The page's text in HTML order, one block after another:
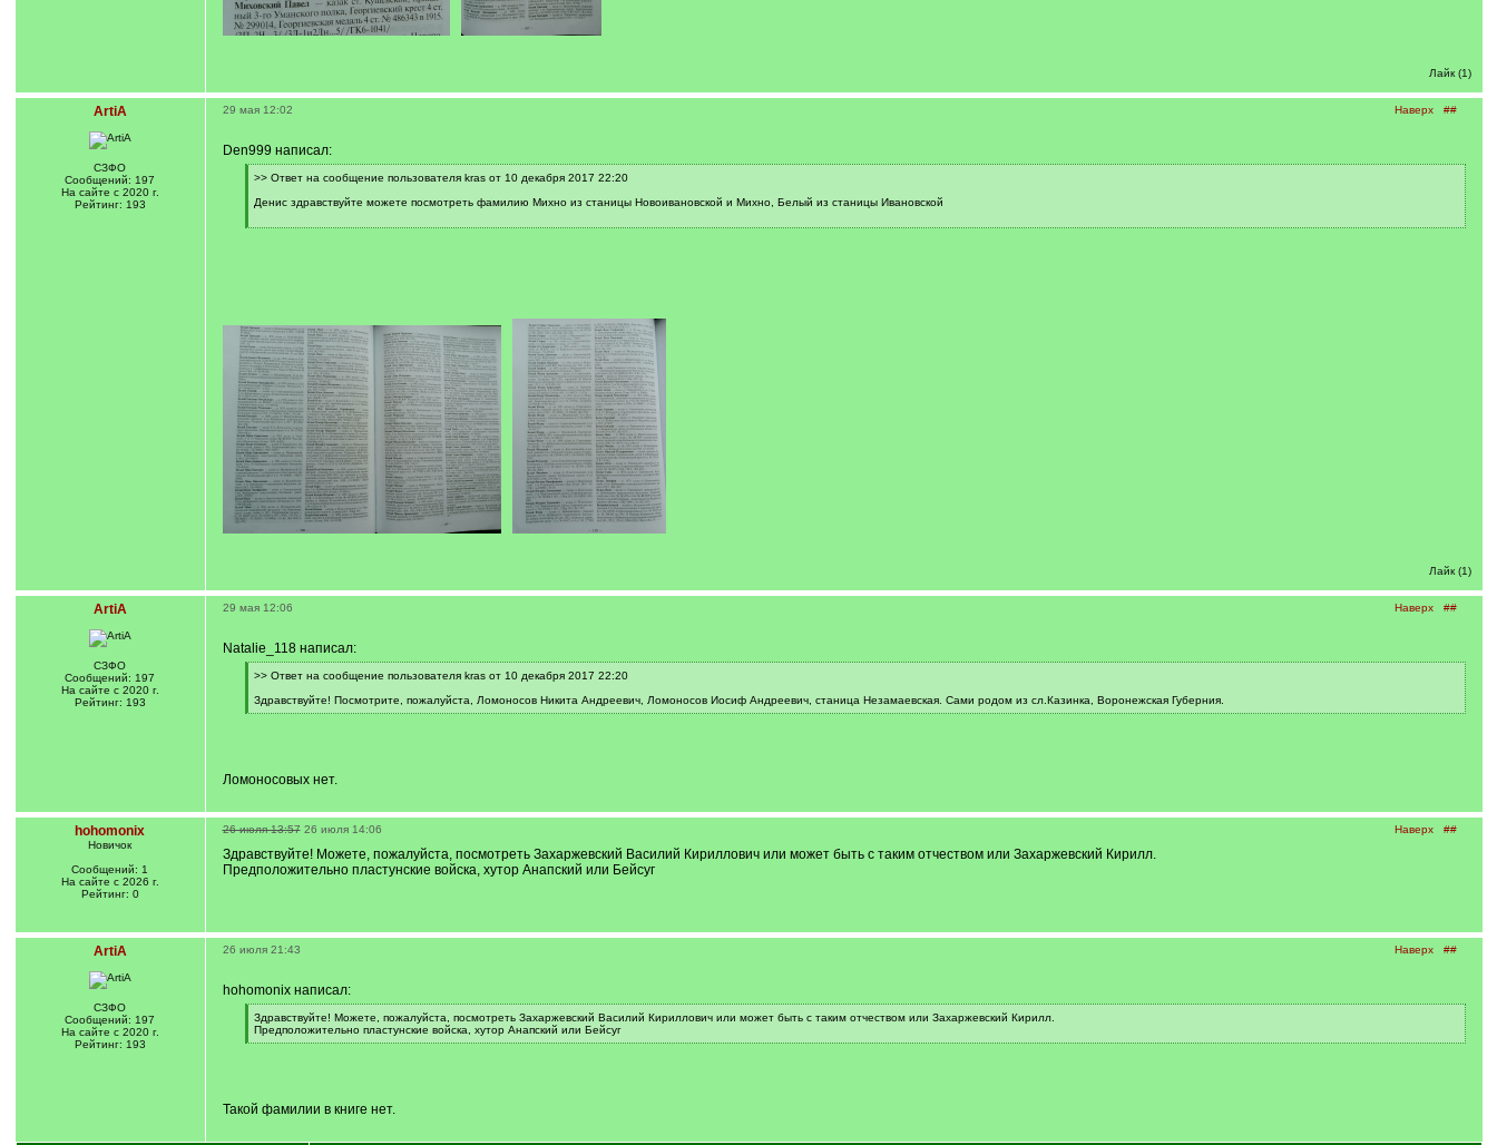
Лайк (1)
ArtiA
СЗФО
Сообщений: 197
На сайте с 2020 г.
Рейтинг: 193
Наверх ##
29 мая 12:02
Den999 написал:
[
]
>> Ответ на сообщение пользователя kras от 10 декабря 2017 22:20
Денис здравствуйте можете посмотреть фамилию Михно из станицы Новоивановской и Михно, Белый из станицы Ивановской
[
Лайк (1)
ArtiA
СЗФО
Сообщений: 197
На сайте с 2020 г.
Рейтинг: 193
Наверх ##
29 мая 12:06
Natalie_118 написал:
[
]
>> Ответ на сообщение пользователя kras от 10 декабря 2017 22:20
Здравствуйте! Посмотрите, пожалуйста, Ломоносов Никита Андреевич, Ломоносов Иосиф Андреевич, станица Незамаевская. Сами родом из сл.Казинка, Воронежская Губерния.
[
Ломоносовых нет.
hohomonix
Новичок
Сообщений: 1
На сайте с 2026 г.
Рейтинг: 0
Наверх ##
26 июля 13:57 26 июля 14:06
Здравствуйте! Можете, пожалуйста, посмотреть Захаржевский Василий Кириллович или может быть с таким отчеством или Захаржевский Кирилл.
Предположительно пластунские войска, хутор Анапский или Бейсуг
ArtiA
СЗФО
Сообщений: 197
На сайте с 2020 г.
Рейтинг: 193
Наверх ##
26 июля 21:43
hohomonix написал:
[
q
]
Здравствуйте! Можете, пожалуйста, посмотреть Захаржевский Василий Кириллович или может быть с таким отчеством или Захаржевский Кирилл.
Предположительно пластунские войска, хутор Анапский или Бейсуг
[
Такой фамилии в книге нет.